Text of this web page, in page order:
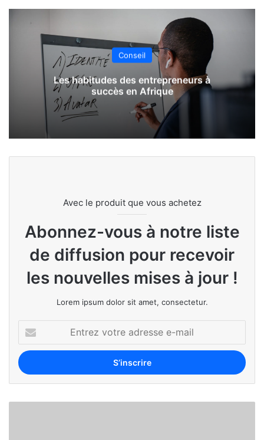
Conseil
Les habitudes des entrepreneurs à
succès en Afrique
Avec le produit que vous achetez
Abonnez-vous à notre liste
de diffusion pour recevoir
les nouvelles mises à jour !
Lorem ipsum dolor sit amet, consectetur.